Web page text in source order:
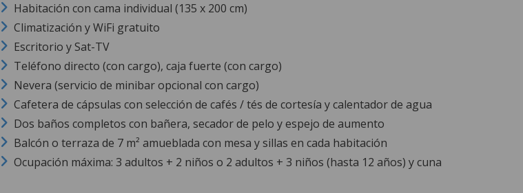
Habitación con cama individual (135 x 200 cm)
Climatización y WiFi gratuito
Escritorio y Sat-TV
Teléfono directo (con cargo), caja fuerte (con cargo)
Nevera (servicio de minibar opcional con cargo)
Cafetera de cápsulas con selección de cafés / tés de cortesía y calentador de agua
Dos baños completos con bañera, secador de pelo y espejo de aumento
Balcón o terraza de 7 m² amueblada con mesa y sillas en cada habitación
Ocupación máxima: 3 adultos + 2 niños o 2 adultos + 3 niños (hasta 12 años) y cuna